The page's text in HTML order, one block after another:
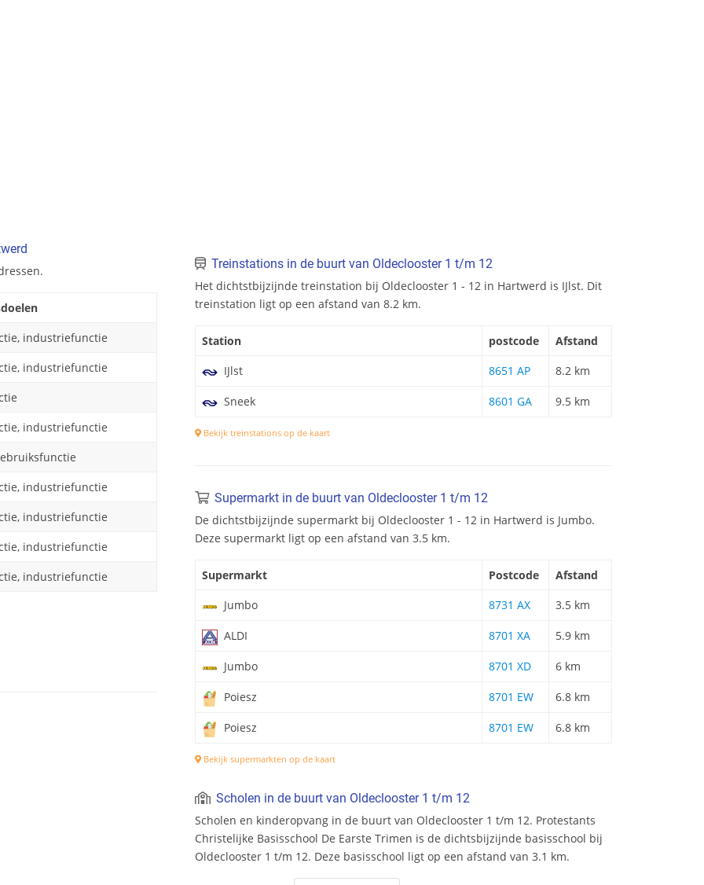
industriefunctie
industriefunctie
industriefunctie
industriefunctie
industriefunctie
industriefunctie
industriefunctie
Treinstations in de buurt van Oldeclooster 1 t/m 12
Het dichtstbijzijnde treinstation bij Oldeclooster 1 - 12 in Hartwerd is IJlst. Dit
treinstation ligt op een afstand van 8.2 km.
Station postcode
Afstand
IJlst
8651 AP 8.2 km
Sneek 8601 GA 9.5 km
Bekijk treinstations op de kaart
Supermarkt in de buurt van Oldeclooster 1 t/m 12
De dichtstbijzijnde supermarkt bij Oldeclooster 1 - 12 in Hartwerd is Jumbo.
Deze supermarkt ligt op een afstand van 3.5 km.
Supermarkt Postcode
Afstand
Jumbo
8731 AX 3.5 km
ALDI 8701 XA 5.9 km
Jumbo 8701 XD 6 km
Poiesz 8701 EW 6.8 km
Poiesz 8701 EW 6.8 km
Bekijk supermarkten op de kaart
Scholen in de buurt van Oldeclooster 1 t/m 12
Scholen en kinderopvang in de buurt van Oldeclooster 1 t/m 12. Protestants
Christelijke Basisschool De Earste Trimen is de dichtsbijzijnde basisschool bij
Oldeclooster 1 t/m 12. Deze basisschool ligt op een afstand van 3.1 km.